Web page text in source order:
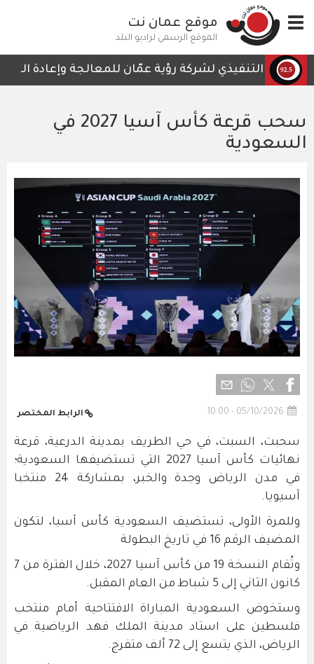
إلى
المحتوى
الرئيسي
Toggle
navigation
موقع عمان نت
الموقع الرسمي لراديو البلد
التنفيذي لشركة رؤية عمّان للمعالجة وإعادة
سحب قرعة كأس آسيا 2027 في
السعودية
05/10/2026 - 10:00 الرابط المختصر
سحبت، السبت، في حي الطريف بمدينة الدرعية، قرعة
نهائيات كأس آسيا 2027 التي تستضيفها السعودية؛
في مدن الرياض وجدة والخبر، بمشاركة 24 منتخبا
آسيويا.
وللمرة الأولى، تستضيف السعودية كأس آسيا، لتكون
المضيف الرقم 16 في تاريخ البطولة
وتُقام النسخة 19 من كأس آسيا 2027، خلال الفترة من 7
كانون الثاني إلى 5 شباط من العام المقبل.
وستخوض السعودية المباراة الافتتاحية أمام منتخب
فلسطين على استاد مدينة الملك فهد الرياضية في
الرياض، الذي يتسع إلى 72 ألف متفرج.